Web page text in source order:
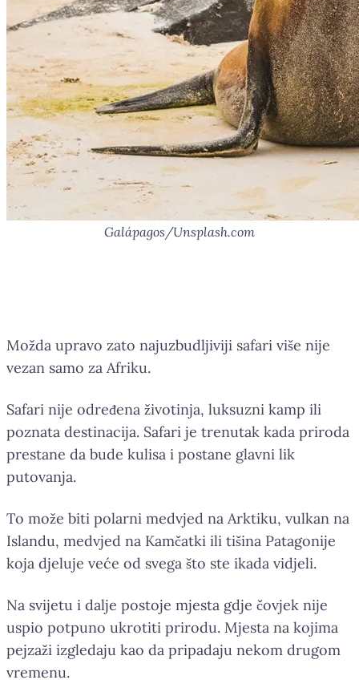
Galápagos/Unsplash.com
Možda upravo zato najuzbudljiviji safari više nije
vezan samo za Afriku.
Safari nije određena životinja, luksuzni kamp ili
poznata destinacija. Safari je trenutak kada priroda
prestane da bude kulisa i postane glavni lik
putovanja.
To može biti polarni medvjed na Arktiku, vulkan na
Islandu, medvjed na Kamčatki ili tišina Patagonije
koja djeluje veće od svega što ste ikada vidjeli.
Na svijetu i dalje postoje mjesta gdje čovjek nije
uspio potpuno ukrotiti prirodu. Mjesta na kojima
pejzaži izgledaju kao da pripadaju nekom drugom
vremenu.